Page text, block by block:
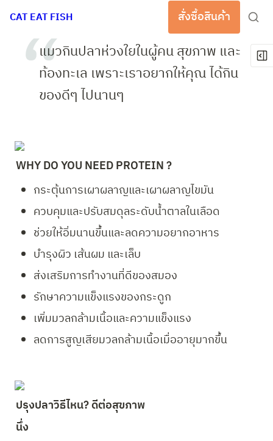
CAT EAT FISH สั่งซื้อสินค้า
แมวกินปลาห่วงใยในผู้คน สุขภาพ และ
ท้องทะเล เพราะเราอยากให้คุณ ได้กิน
ของดีๆ ไปนานๆ
WHY DO YOU NEED PROTEIN ?
กระตุ้นการเผาผลาญและเผาผลาญไขมัน
ควบคุมและปรับสมดุลระดับน้ำตาลในเลือด
ช่วยให้อิ่มนานขึ้นและลดความอยากอาหาร
บำรุงผิว เส้นผม และเล็บ
ส่งเสริมการทำงานที่ดีของสมอง
รักษาความแข็งแรงของกระดูก
เพิ่มมวลกล้ามเนื้อและความแข็งแรง
ลดการสูญเสียมวลกล้ามเนื้อเมื่ออายุมากขึ้น
ปรุงปลาวิธีไหน? ดีต่อสุขภาพ
นึ่ง